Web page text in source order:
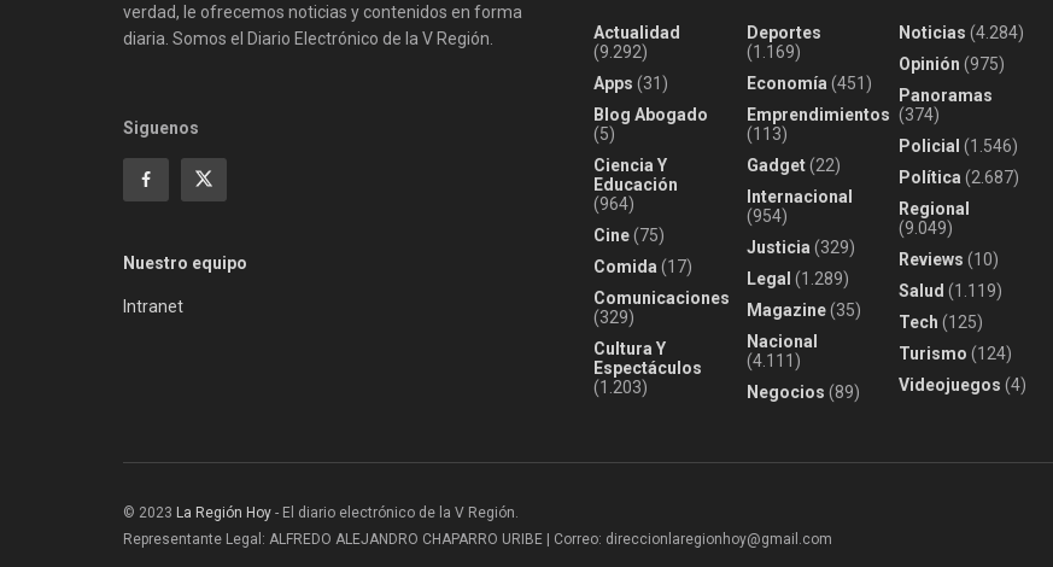
verdad, le ofrecemos noticias y contenidos en forma
diaria. Somos el Diario Electrónico de la V Región.
Siguenos
Nuestro equipo
Intranet
Actualidad
(9.292)
Apps (31)
Blog Abogado
(5)
Ciencia Y
Educación
(964)
Cine(75)
Comida (17)
Comunicaciones
(329)
Cultura Y
Espectáculos
(1.203)
Deportes
(1.169)
Economía (451)
Emprendimientos
(113)
Gadget(22)
Internacional
(954)
Justicia (329)
Legal (1.289)
Magazine(35)
Nacional
(4.111)
Negocios (89)
Noticias (4.284)
Opinión (975)
Panoramas
(374)
Policial (1.546)
Política (2.687)
Regional
(9.049)
Reviews (10)
Salud (1.119)
Tech (125)
Turismo (124)
Videojuegos (4)
© 2023 La Región Hoy - El diario electrónico de la V Región.
Representante Legal: ALFREDO ALEJANDRO CHAPARRO URIBE | Correo: direccionlaregionhoy@gmail.com